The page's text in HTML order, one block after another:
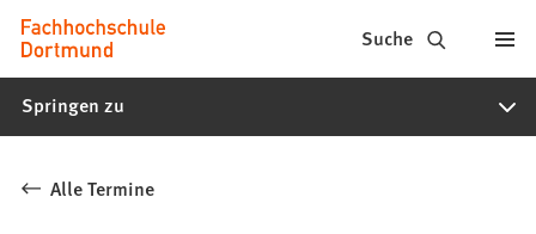
Inhalt anspringen
Fachhochschule
Dortmund
-
Studiengänge,
Suche
Springen zu
Alle Termine